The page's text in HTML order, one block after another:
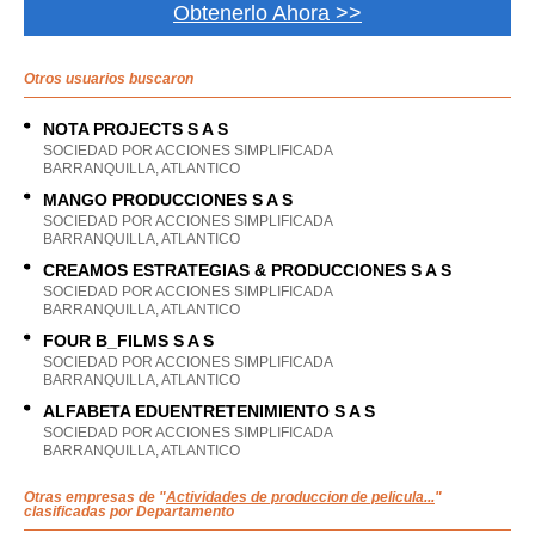
Obtenerlo Ahora >>
Otros usuarios buscaron
NOTA PROJECTS S A S
SOCIEDAD POR ACCIONES SIMPLIFICADA
BARRANQUILLA, ATLANTICO
MANGO PRODUCCIONES S A S
SOCIEDAD POR ACCIONES SIMPLIFICADA
BARRANQUILLA, ATLANTICO
CREAMOS ESTRATEGIAS & PRODUCCIONES S A S
SOCIEDAD POR ACCIONES SIMPLIFICADA
BARRANQUILLA, ATLANTICO
FOUR B_FILMS S A S
SOCIEDAD POR ACCIONES SIMPLIFICADA
BARRANQUILLA, ATLANTICO
ALFABETA EDUENTRETENIMIENTO S A S
SOCIEDAD POR ACCIONES SIMPLIFICADA
BARRANQUILLA, ATLANTICO
Otras empresas de "Actividades de produccion de pelicula..."
clasificadas por Departamento